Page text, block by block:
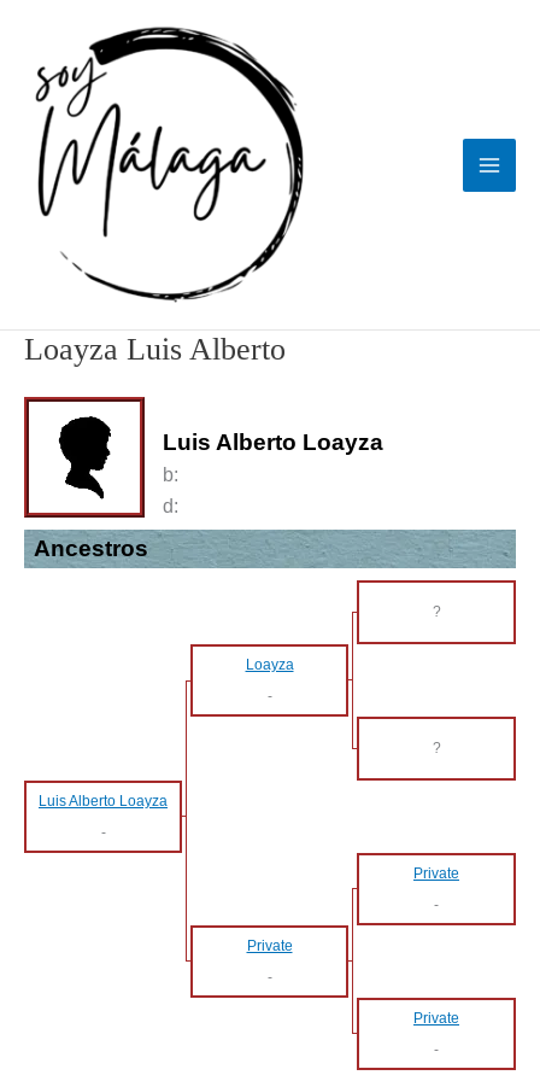
contenido
Loayza Luis Alberto
Luis Alberto Loayza
b:
d:
Ancestros
?
Loayza
-
?
Luis Alberto Loayza
-
Private
-
Private
-
Private
-